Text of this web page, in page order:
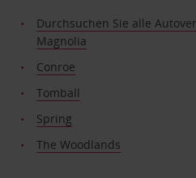
Durchsuchen Sie alle
Magnolia
Conroe
Tomball
Spring
The Woodlands